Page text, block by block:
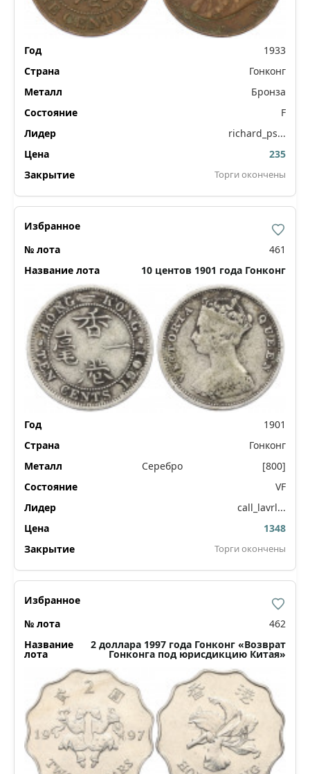
1933
Гонконг
Бронза
F
richard_ps...
235
Торги окончены
461
10 центов 1901 года Гонконг
1901
Гонконг
Серебро
[800]
VF
call_lavrl...
1348
Торги окончены
462
2 доллара 1997 года Гонконг «Возврат
Гонконга под юрисдикцию Китая»